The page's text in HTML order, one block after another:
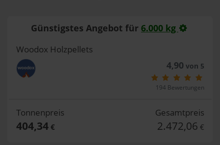
Günstigstes Angebot für 6.000 kg
Woodox Holzpellets
4,90 von 5
194 Bewertungen
Tonnenpreis
404,34€
Gesamtpreis
2.472,06 €